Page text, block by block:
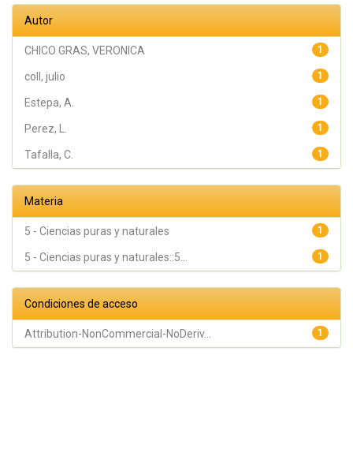
Autor
1
CHICO GRAS, VERONICA
1
coll, julio
1
Estepa, A.
1
Perez, L.
1
Tafalla, C.
Materia
1
5 - Ciencias puras y naturales
1
5 - Ciencias puras y naturales::5...
Condiciones de acceso
1
Attribution-NonCommercial-NoDeriv...